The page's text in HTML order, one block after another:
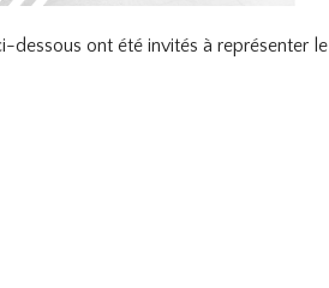
ont été invités à représenter le